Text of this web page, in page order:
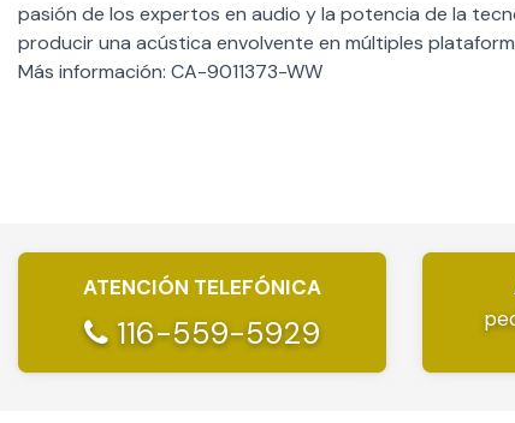
pasión de los expertos en audio y la potencia de la
producir una acústica envolvente en múltiples
Más información: CA-9011373-WW
ATENCIÓN TELEFÓNICA
116-559-5929